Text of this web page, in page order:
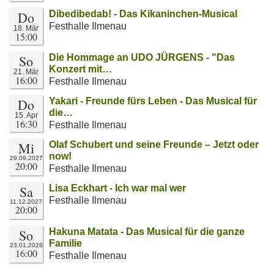
Do
18. Mär
15:00
Dibedibedab! - Das Kikaninchen-Musical
Festhalle Ilmenau
So
21. Mär
16:00
Die Hommage an UDO JÜRGENS - "Das
Konzert mit…
Festhalle Ilmenau
Do
15. Apr
16:30
Yakari - Freunde fürs Leben - Das Musical für
die…
Festhalle Ilmenau
Mi
29.09.2027
20:00
Olaf Schubert und seine Freunde – Jetzt oder
now!
Festhalle Ilmenau
Sa
11.12.2027
20:00
Lisa Eckhart - Ich war mal wer
Festhalle Ilmenau
So
23.01.2028
16:00
Hakuna Matata - Das Musical für die ganze
Familie
Festhalle Ilmenau